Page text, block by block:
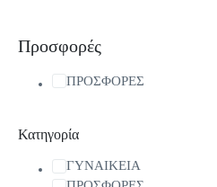
Προσφορές
ΠΡΟΣΦΟΡΕΣ
Κατηγορία
ΓΥΝΑΙΚΕΙΑ